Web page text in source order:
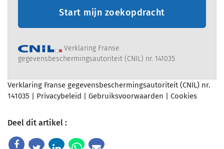
Start mijn zoekopdracht
Verklaring Franse
gegevensbeschermingsautoriteit (CNIL) nr. 141035
Verklaring Franse gegevensbeschermingsautoriteit (CNIL) nr.
141035 | Privacybeleid | Gebruiksvoorwaarden | Cookies
Deel dit artikel :